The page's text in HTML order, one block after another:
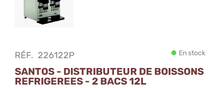
RÉF. 226122P En stock
SANTOS - DISTRIBUTEUR DE BOISSONS
REFRIGEREES - 2 BACS 12L